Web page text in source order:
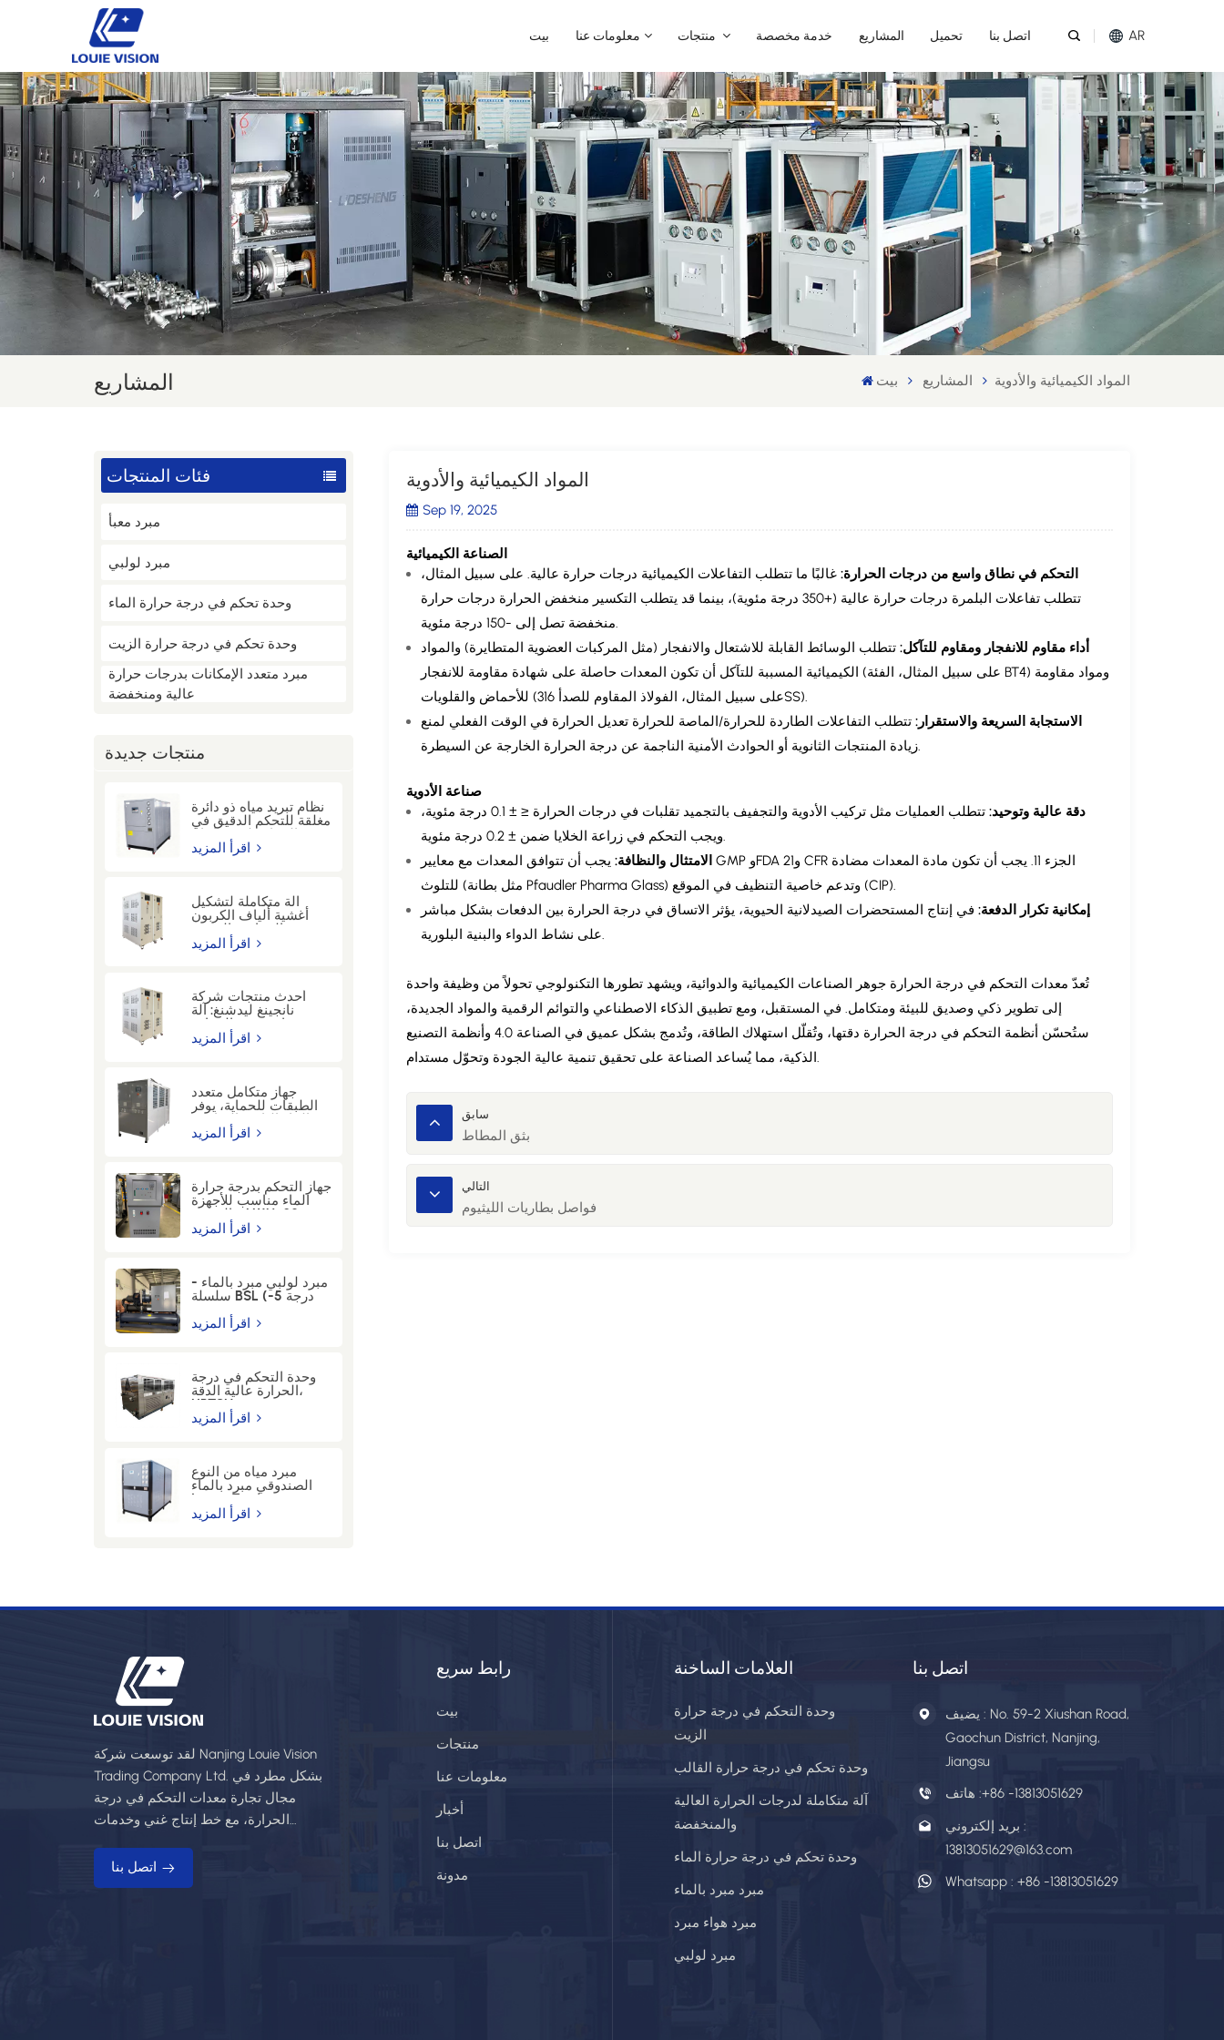
بيت معلومات عنا خدمة مخصصة المشاريع تحميل اتصل بنا AR
English
Melayu
المشاريع بيت المشاريع المواد الكيميائية والأدوية
فئات المنتجات
مبرد معبأ
مبرد لولبي
وحدة تحكم في درجة حرارة الماء
وحدة تحكم في درجة حرارة الزيت
مبرد متعدد الإمكانات بدرجات حرارة
عالية ومنخفضة
منتجات جديدة
نظام تبريد مياه ذو دائرة
مغلقة للتحكم الدقيق في
درجة الحرارة لتبريد إنتاج
الهيدروجين في صناعة
آلة متكاملة لتشكيل
أغشية ألياف الكربون
بالحرارة والبرودة
أحدث منتجات شركة
نانجينغ ليدشنغ: آلة
دورات درجة الحرارة
(-60 درجة مئوية إلى
300 درجة مئوية) لصناعة
جهاز متكامل متعدد
الطبقات للحماية، يوفر
الماء البارد والساخن،
مناسب للبحث والتطوير
في المختبرات
جهاز التحكم بدرجة حرارة
الماء مناسب للأجهزة
الدقيقة - LWM-30-
12KW
مبرد لولبي مبرد بالماء -
سلسلة BSL (-5 درجة
مئوية) - 100WSEM
وحدة التحكم في درجة
الحرارة عالية الدقة،
HPTCU
مبرد مياه من النوع
الصندوقي مبرد بالماء
بدرجة حرارة 7 مئوية |
مصنع مبردات المياه
الصناعية
المواد الكيميائية والأدوية
Sep 19, 2025
الصناعة الكيميائية
التحكم في نطاق واسع من درجات الحرارة: غالبًا ما تتطلب التفاعلات الكيميائية درجات حرارة عالية. على سبيل المثال،
تتطلب تفاعلات البلمرة درجات حرارة عالية (+350 درجة مئوية)، بينما قد يتطلب التكسير منخفض الحرارة درجات حرارة
منخفضة تصل إلى -150 درجة مئوية.
أداء مقاوم للانفجار ومقاوم للتآكل:تتطلب الوسائط القابلة للاشتعال والانفجار (مثل المركبات العضوية المتطايرة) والمواد
الكيميائية المسببة للتآكل أن تكون المعدات حاصلة على شهادة مقاومة للانفجار (على سبيل المثال، الفئة BT4) ومواد مقاومة
للأحماض والقلويات (على سبيل المثال، الفولاذ المقاوم للصدأ 316SS).
الاستجابة السريعة والاستقرار:تتطلب التفاعلات الطاردة للحرارة/الماصة للحرارة تعديل الحرارة في الوقت الفعلي لمنع
زيادة المنتجات الثانوية أو الحوادث الأمنية الناجمة عن درجة الحرارة الخارجة عن السيطرة.
صناعة الأدوية
دقة عالية وتوحيد:
تتطلب العمليات مثل تركيب الأدوية والتجفيف بالتجميد تقلبات في درجات الحرارة ≤ ± 0.1 درجة مئوية،
ويجب التحكم في زراعة الخلايا ضمن ± 0.2 درجة مئوية.
الامتثال والنظافة:يجب أن تتوافق المعدات مع معايير GMP وFDA و21 CFR الجزء 11. يجب أن تكون مادة المعدات مضادة
للتلوث (مثل بطانة Pfaudler Pharma Glass) وتدعم خاصية التنظيف في الموقع (CIP).
إمكانية تكرار الدفعة:في إنتاج المستحضرات الصيدلانية الحيوية، يؤثر الاتساق في درجة الحرارة بين الدفعات بشكل مباشر
على نشاط الدواء والبنية البلورية.
تُعدّ معدات التحكم في درجة الحرارة جوهر الصناعات الكيميائية والدوائية، ويشهد تطورها التكنولوجي تحولاً من وظيفة واحدة
إلى تطوير ذكي وصديق للبيئة ومتكامل. في المستقبل، ومع تطبيق الذكاء الاصطناعي والتوائم الرقمية والمواد الجديدة،
ستُحسّن أنظمة التحكم في درجة الحرارة دقتها، وتُقلّل استهلاك الطاقة، وتُدمج بشكل عميق في الصناعة 4.0 وأنظمة التصنيع
الذكية، مما يُساعد الصناعة على تحقيق تنمية عالية الجودة وتحوّل مستدام.
سابق
بثق المطاط
التالي
فواصل بطاريات الليثيوم
لقد توسعت شركة Nanjing Louie Vision
Trading Company Ltd. بشكل مطرد في
مجال تجارة معدات التحكم في درجة
الحرارة، مع خط إنتاج غني وخدمات
اتصل بنا
رابط سريع
بيت
منتجات
معلومات عنا
أخبار
اتصل بنا
مدونة
العلامات الساخنة
وحدة التحكم في درجة حرارة
الزيت
وحدة تحكم في درجة حرارة القالب
آلة متكاملة لدرجات الحرارة العالية
والمنخفضة
وحدة تحكم في درجة حرارة الماء
مبرد مبرد بالماء
مبرد هواء مبرد
مبرد لولبي
اتصل بنا
يضيف : No. 59-2 Xiushan Road,
Gaochun District, Nanjing,
Jiangsu
هاتف :+86 -13813051629
بريد إلكتروني :
13813051629@163.com
Whatsapp : +86 -13813051629